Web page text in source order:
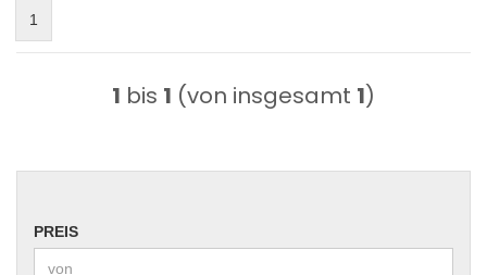
1
1 bis 1 (von insgesamt 1)
PREIS
PREIS
Preis bis